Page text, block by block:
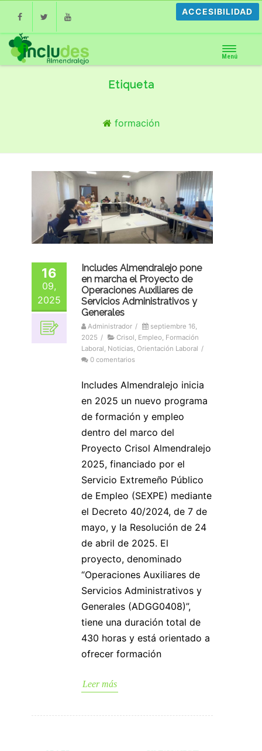
Facebook
Menú
Etiqueta
formación
16
09,
2025
Includes Almendralejo pone
en marcha el Proyecto de
Operaciones Auxiliares de
Servicios Administrativos y
Generales
Administrador /
septiembre 16,
2025 / Crisol, Empleo, Formación
Laboral, Noticias, Orientación Laboral /
0 comentarios
Includes Almendralejo inicia
en 2025 un nuevo programa
de formación y empleo
dentro del marco del
Proyecto Crisol Almendralejo
2025, financiado por el
Servicio Extremeño Público
de Empleo (SEXPE) mediante
el Decreto 40/2024, de 7 de
mayo, y la Resolución de 24
de abril de 2025. El
proyecto, denominado
“Operaciones Auxiliares de
Servicios Administrativos y
Generales (ADGG0408)”,
tiene una duración total de
430 horas y está orientado a
ofrecer formación
Leer más
ACCESIBILIDAD